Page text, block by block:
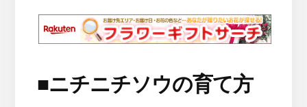
■ニチニチソウの育て方